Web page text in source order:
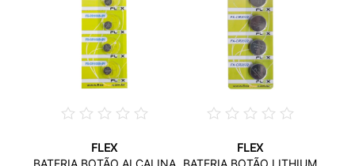
FLEX
BATERIA BOTÃO ALCALINA
FLEX
BATERIA BOTÃO LITHIUM